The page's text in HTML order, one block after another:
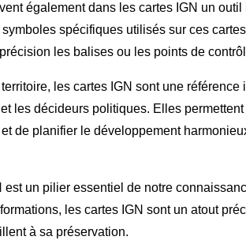
également dans les cartes IGN un
spécifiques utilisés sur ces
les balises ou les points de
les cartes IGN sont une
les décideurs politiques. Elles permettent
de planifier le développement
est un pilier essentiel de notre
les cartes IGN sont un atout
à sa préservation.